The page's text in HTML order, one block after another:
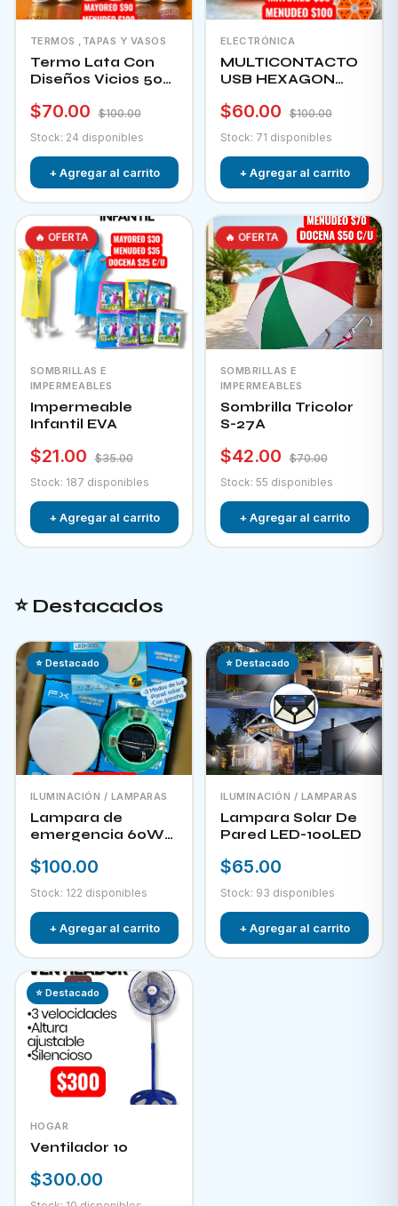
TERMOS ,TAPAS Y VASOS
Termo Lata Con
Diseños Vicios 500
$70.00
$100.00
Stock: 24 disponibles
+ Agregar al carrito
ELECTRÓNICA
MULTICONTACTO
USB HEXAGON
$60.00
$100.00
Stock: 71 disponibles
+ Agregar al carrito
🔥 OFERTA
SOMBRILLAS E
IMPERMEABLES
Impermeable
Infantil EVA
$21.00
$35.00
Stock: 187 disponibles
+ Agregar al carrito
🔥 OFERTA
SOMBRILLAS E
IMPERMEABLES
Sombrilla Tricolor
S-27A
$42.00
$70.00
Stock: 55 disponibles
+ Agregar al carrito
⭐ Destacados
⭐ Destacado
ILUMINACIÓN / LAMPARAS
Lampara de
emergencia 60W
$100.00
Stock: 122 disponibles
+ Agregar al carrito
⭐ Destacado
ILUMINACIÓN / LAMPARAS
Lampara Solar De
Pared LED-100LED
$65.00
Stock: 93 disponibles
+ Agregar al carrito
⭐ Destacado
HOGAR
Ventilador 10
$300.00